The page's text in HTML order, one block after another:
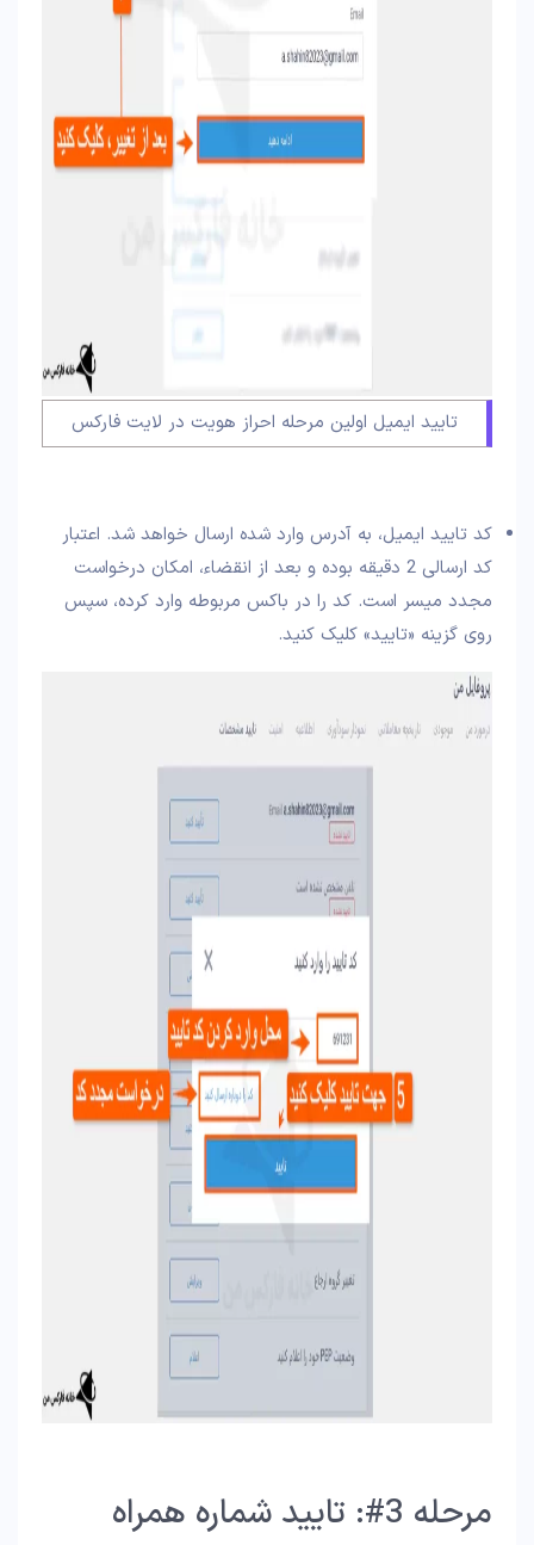
تایید ایمیل اولین مرحله احراز هویت در لایت فارکس
کد تایید ایمیل، به آدرس وارد شده ارسال خواهد شد. اعتبار
کد ارسالی 2 دقیقه بوده و بعد از انقضاء، امکان درخواست
مجدد میسر است. کد را در باکس مربوطه وارد کرده، سپس
روی گزینه «تایید» کلیک کنید.
مرحله 3#: تایید شماره همراه